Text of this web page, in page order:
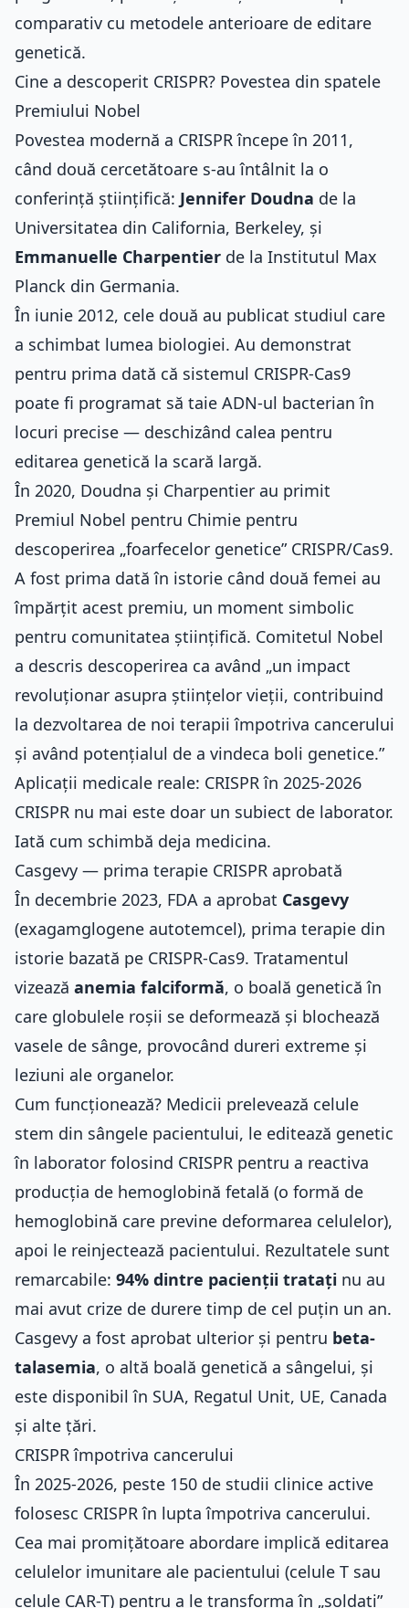
comparativ cu metodele anterioare de editare
genetică.
Cine a descoperit CRISPR? Povestea din spatele
Premiului Nobel
Povestea modernă a CRISPR începe în 2011,
când două cercetătoare s-au întâlnit la o
conferință științifică: Jennifer Doudna de la
Universitatea din California, Berkeley, și
Emmanuelle Charpentier de la Institutul Max
Planck din Germania.
În iunie 2012, cele două au publicat studiul care
a schimbat lumea biologiei. Au demonstrat
pentru prima dată că sistemul CRISPR-Cas9
poate fi programat să taie ADN-ul bacterian în
locuri precise — deschizând calea pentru
editarea genetică la scară largă.
În 2020, Doudna și Charpentier au primit
Premiul Nobel pentru Chimie pentru
descoperirea „foarfecelor genetice” CRISPR/Cas9.
A fost prima dată în istorie când două femei au
împărțit acest premiu, un moment simbolic
pentru comunitatea științifică. Comitetul Nobel
a descris descoperirea ca având „un impact
revoluționar asupra științelor vieții, contribuind
la dezvoltarea de noi terapii împotriva cancerului
și având potențialul de a vindeca boli genetice.”
Aplicații medicale reale: CRISPR în 2025-2026
CRISPR nu mai este doar un subiect de laborator.
Iată cum schimbă deja medicina.
Casgevy — prima terapie CRISPR aprobată
În decembrie 2023, FDA a aprobat Casgevy
(exagamglogene autotemcel), prima terapie din
istorie bazată pe CRISPR-Cas9. Tratamentul
vizează anemia falciformă, o boală genetică în
care globulele roșii se deformează și blochează
vasele de sânge, provocând dureri extreme și
leziuni ale organelor.
Cum funcționează? Medicii prelevează celule
stem din sângele pacientului, le editează genetic
în laborator folosind CRISPR pentru a reactiva
producția de hemoglobină fetală (o formă de
hemoglobină care previne deformarea celulelor),
apoi le reinjectează pacientului. Rezultatele sunt
remarcabile: 94% dintre pacienții tratați nu au
mai avut crize de durere timp de cel puțin un an.
Casgevy a fost aprobat ulterior și pentru beta-
talasemia, o altă boală genetică a sângelui, și
este disponibil în SUA, Regatul Unit, UE, Canada
și alte țări.
CRISPR împotriva cancerului
În 2025-2026, peste 150 de studii clinice active
folosesc CRISPR în lupta împotriva cancerului.
Cea mai promițătoare abordare implică editarea
celulelor imunitare ale pacientului (celule T sau
celule CAR-T) pentru a le transforma în „soldați”